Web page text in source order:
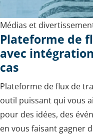
Médias et
Plateforme de
avec
cas
Plateforme de flux de
outil puissant qui vous
pour des idées, des
en vous faisant gagner